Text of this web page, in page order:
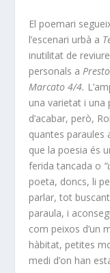
El poemari
l’escenari urbà a
inutilitat de
personals a
Marcato 4/4.
una varietat i una
d’acabar, però,
quantes paraules
que la poesia és
ferida tancada o
poeta, doncs, li
parlar, tot
paraula, i
com peixos d’un
hàbitat, petites
medi d’on han